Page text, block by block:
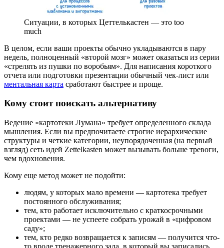
Ситуации, в которых Цеттелькастен — это too
much
В целом, если ваши проекты обычно укладываются в пару
недель, полноценный «второй мозг» может оказаться из серии
«стрелять из пушки по воробьям». Для написания короткого
отчета или подготовки презентации обычный чек-лист или
ментальная карта сработают быстрее и проще.
Кому стоит поискать альтернативу
Ведение «картотеки Лумана» требует определенного склада
мышления. Если вы предпочитаете строгие иерархические
структуры и четкие категории, неупорядоченная (на первый
взгляд) сеть идей Zettelkasten может вызывать больше тревоги,
чем вдохновения.
Кому еще метод может не подойти:
людям, у которых мало времени — картотека требует
постоянного обслуживания;
тем, кто работает исключительно с краткосрочными
проектами — не успеете собрать урожай в «цифровом
саду»;
тем, кто редко возвращается к записям — получится что-
то вроде тренажерного зала, в который вы записались,